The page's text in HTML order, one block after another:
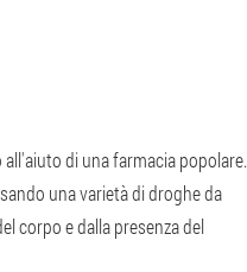
di una farmacia popolare.
una varietà di droghe da
corpo e dalla presenza del